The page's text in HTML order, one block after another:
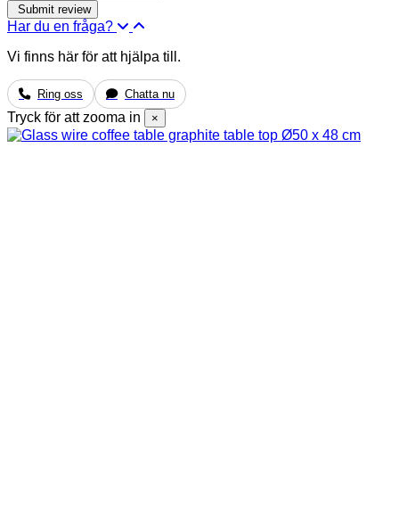
Har du en fråga?
Vi finns här för att hjälpa till.
Ring oss Chatta nu
Tryck för att zooma in ×